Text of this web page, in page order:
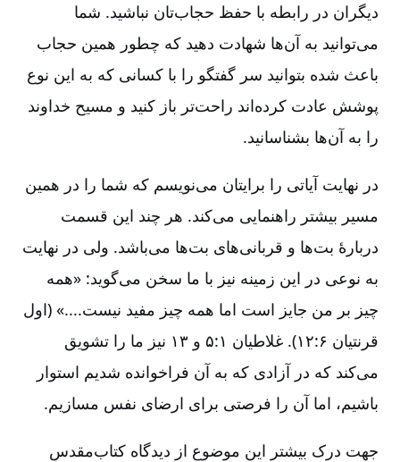
دیگران در رابطه با حفظ حجاب‌تان نباشید. شما
می‌توانید به آن‌ها شهادت دهید که چطور همین حجاب
باعث شده بتوانید سر گفتگو را با کسانی که به این نوع
پوشش عادت کرده‌اند راحت‌تر باز کنید و مسیح خداوند
را به آن‌ها بشناسانید.
در نهایت آیاتی را برایتان می‌نویسم که شما را در همین
مسیر بیشتر راهنمایی می‌کند. هر چند این قسمت
دربارۀ بت‌ها و قربانی‌های بت‌ها می‌باشد. ولی در نهایت
به نوعی در این زمینه نیز با ما سخن می‌گوید: «همه
چیز بر من جایز است اما همه چیز مفید نیست....» (اول
قرنتیان ۶:‏۱۲). غلاطیان ۱:‏‏۵ و ۱۳ نیز ما را تشویق
می‌کند که در آزادی که به آن فراخوانده شدیم استوار
باشیم، اما آن را فرصتی برای ارضای نفس مسازیم.
جهت درک بیشتر این موضوع از دیدگاه کتاب‌مقدس